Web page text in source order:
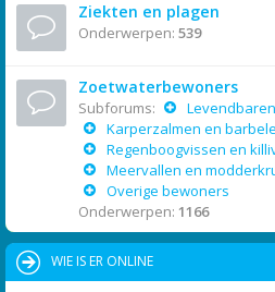
Ziekten en plagen
Onderwerpen: 539
Zoetwaterbewoners
Subforums:
Karperzalmen en
Regenboogvissen en
Meervallen en
Overige bewoners
Onderwerpen: 1166
WIE IS ER ONLINE